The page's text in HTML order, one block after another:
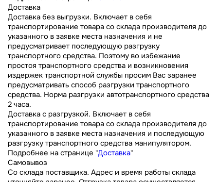
Доставка
Доставка без выгрузки. Включает в себя
транспортирование товара со склада производителя до
указанного в заявке места назначения и не
предусматривает последующую разгрузку
транспортного средства. Поэтому во избежание
простоя транспортного средства и возникновения
издержек транспортной службы просим Вас заранее
предусматривать способ разгрузки транспортного
средства. Норма разгрузки автотранспортного средства
2 часа.
Доставка с разгрузкой. Включает в себя
транспортирование товара со склада производителя до
указанного в заявке места назначения и последующую
разгрузку транспортного средства манипулятором.
Подробнее на странице "Доставка"
Самовывоз
Со склада поставщика. Адрес и время работы склада